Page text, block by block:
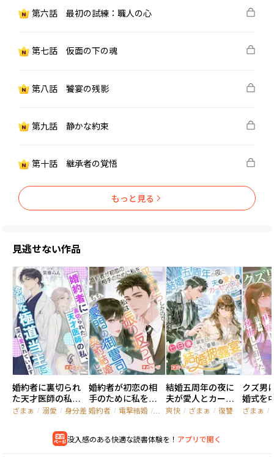
第六話 最初の試練：職人の心
第七話 仮面の下の魂
第八話 饕宴の残影
第九話 静かな約束
第十話 継承者の覚悟
もっと見る
見逃せない作品
婚約者に裏切られ
た天才医師の私、
冷酷な極道当主に
ざまぁ / 溺愛 / 身分差
婚約者が初恋の相
手のために私を平
手打ちしたので、私
婚した
婚約者 / 電撃結婚 / デキ婚
結婚五周年の夜に
夫が愛人とカーセ
ッ◯スしていたの
婚披露宴を開いて
爽快 / ざまぁ / 復讐
クズ男
婚式を
彼の子
ざまぁ /
没入感のある快適な読書体験を！ アプリで開く